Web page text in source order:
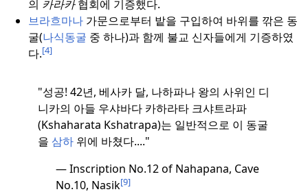
의 카라카협회에 기증했다.
브라흐마나가문으로부터 밭을 구입하여 바위를 깎은 동
굴(나식동굴 중 하나)과 함께 불교 신자들에게 기증하였
다.[4]
"성공! 42년, 베사카 달, 나하파나 왕의 사위인 디
니카의 아들 우샤바다 카하라타 크샤트라파
(Kshaharata Kshatrapa)는 일반적으로 이 동굴
을 삼하 위에 바쳤다...."
—Inscription No.12 of Nahapana, Cave
No.10, Nasik[9]